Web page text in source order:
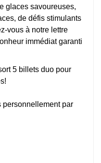
glaces savoureuses,
de défis stimulants
vous à notre lettre
immédiat garanti
5 billets duo pour
personnellement par